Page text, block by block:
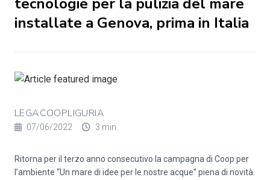
installate a Genova, prima in Italia
LEGACOOPLIGURIA
07/06/2022 3 min
Ritorna per il terzo anno consecutivo la campagna di Coop per
l’ambiente “Un mare di idee per le nostre acque” piena di novità.